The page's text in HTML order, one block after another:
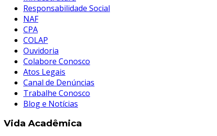
Responsabilidade Social
NAF
CPA
COLAP
Ouvidoria
Colabore Conosco
Atos Legais
Canal de Denúncias
Trabalhe Conosco
Blog e Notícias
Vida Acadêmica